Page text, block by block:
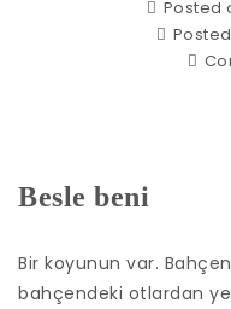
Posted
Besle beni
Bir koyunun var.
bahçendeki otlardan